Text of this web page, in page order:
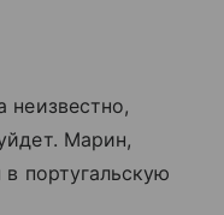
неизвестно,
Марин,
в португальскую